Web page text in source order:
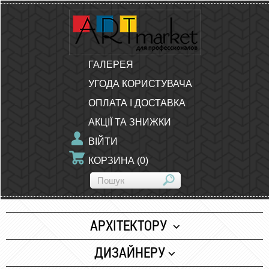
ГАЛЕРЕЯ
УГОДА КОРИСТУВАЧА
ОПЛАТА І ДОСТАВКА
АКЦІЇ ТА ЗНИЖКИ
ВІЙТИ
КОРЗИНА (0)
АРХІТЕКТОРУ
Папір
ДИЗАЙНЕРУ